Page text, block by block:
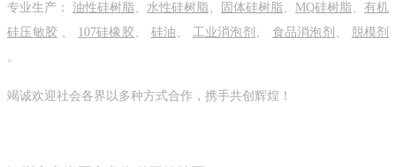
专业生产： 油性硅树脂 、 水性硅树脂 、 固体硅树脂 、 MQ硅树脂 、 有机
硅压敏胶 、 107硅橡胶、 硅油 、 工业消泡剂 、 食品消泡剂 、 脱模剂
。
竭诚欢迎社会各界以多种方式合作，携手共创辉煌！